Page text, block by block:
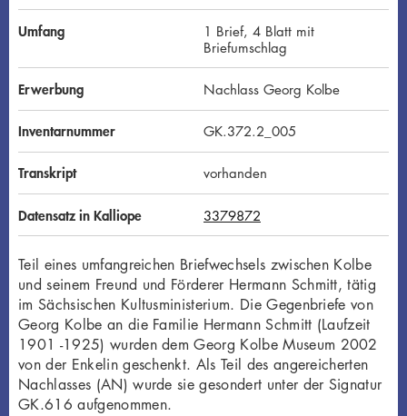
Umfang
1 Brief, 4 Blatt mit
Briefumschlag
Erwerbung Nachlass Georg Kolbe
Inventarnummer GK.372.2_005
Transkript vorhanden
Datensatz in Kalliope 3379872
Teil eines umfangreichen Briefwechsels zwischen Kolbe
und seinem Freund und Förderer Hermann Schmitt, tätig
im Sächsischen Kultusministerium. Die Gegenbriefe von
Georg Kolbe an die Familie Hermann Schmitt (Laufzeit
1901 -1925) wurden dem Georg Kolbe Museum 2002
von der Enkelin geschenkt. Als Teil des angereicherten
Nachlasses (AN) wurde sie gesondert unter der Signatur
GK.616 aufgenommen.